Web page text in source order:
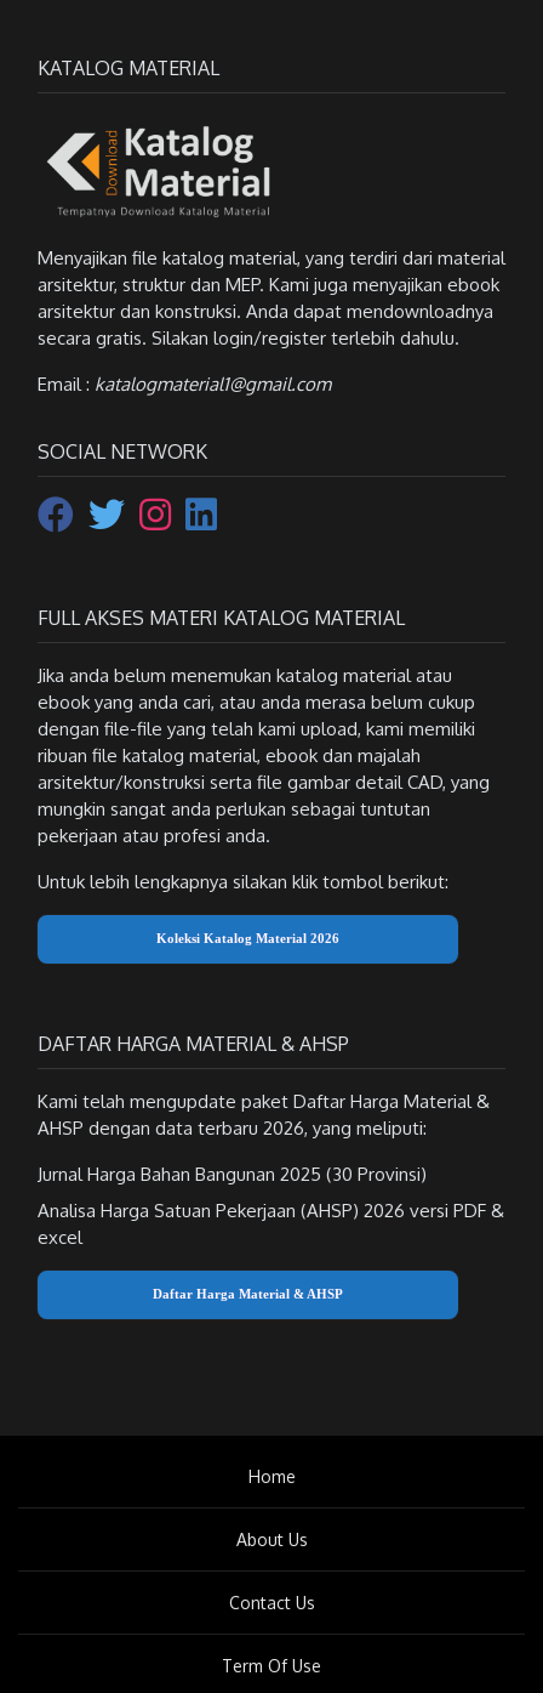
KATALOG MATERIAL
Menyajikan file katalog material, yang terdiri dari material
arsitektur, struktur dan MEP. Kami juga menyajikan ebook
arsitektur dan konstruksi. Anda dapat mendownloadnya
secara gratis. Silakan login/register terlebih dahulu.
Email : katalogmaterial1@gmail.com
SOCIAL NETWORK
FULL AKSES MATERI KATALOG MATERIAL
Jika anda belum menemukan katalog material atau
ebook yang anda cari, atau anda merasa belum cukup
dengan file-file yang telah kami upload, kami memiliki
ribuan file katalog material, ebook dan majalah
arsitektur/konstruksi serta file gambar detail CAD, yang
mungkin sangat anda perlukan sebagai tuntutan
pekerjaan atau profesi anda.
Untuk lebih lengkapnya silakan klik tombol berikut:
Koleksi Katalog Material 2026
DAFTAR HARGA MATERIAL & AHSP
Kami telah mengupdate paket Daftar Harga Material &
AHSP dengan data terbaru 2026, yang meliputi:
Jurnal Harga Bahan Bangunan 2025 (30 Provinsi)
Analisa Harga Satuan Pekerjaan (AHSP) 2026 versi PDF &
excel
Daftar Harga Material & AHSP
Home
About Us
Contact Us
Term Of Use